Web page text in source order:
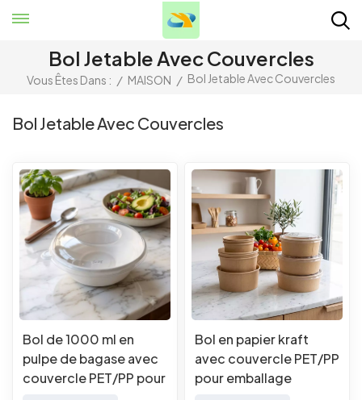
Bol Jetable Avec Couvercles
Vous Êtes Dans : / MAISON / Bol Jetable Avec Couvercles
Bol Jetable Avec Couvercles
Bol de 1000 ml en
pulpe de bagase avec
couvercle PET/PP pour
Bol en papier kraft
avec couvercle PET/PP
pour emballage